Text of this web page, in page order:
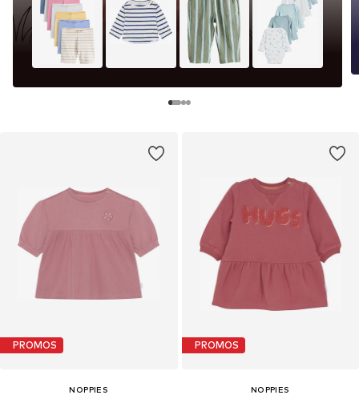
PROMOS
NOPPIES
PROMOS
NOPPIES